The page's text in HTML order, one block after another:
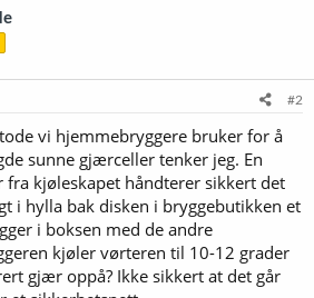
#2
vi hjemmebryggere bruker for å
sunne gjærceller tenker jeg. En
kjøleskapet håndterer sikkert det
i hylla bak disken i bryggebutikken et
i boksen med de andre
kjøler vørteren til 10-12 grader
gjær oppå? Ikke sikkert at det går